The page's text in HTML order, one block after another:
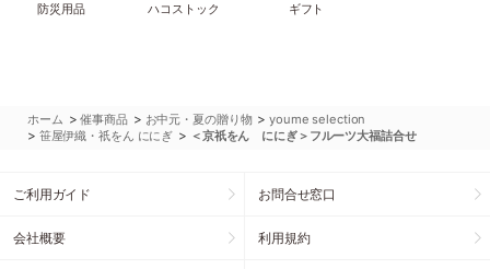
防災用品 ハコストック ギフト
ホーム >催事商品 > お中元・夏の贈り物 >youme selection
> 笹屋伊織・祇をん ににぎ > ＜京祇をん ににぎ＞フルーツ大福詰合せ
ご利用ガイド お問合せ窓口
会社概要 利用規約